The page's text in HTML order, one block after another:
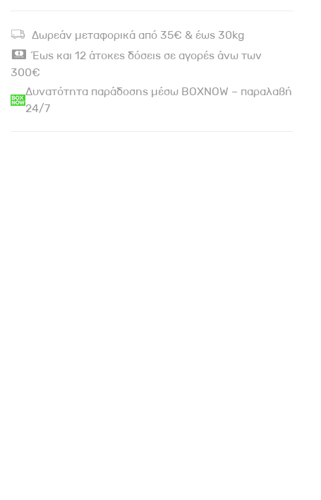
Δωρεάν μεταφορικά από 35€ & έως 30kg
Έως και 12 άτοκες δόσεις σε αγορές άνω των
300€
Δυνατότητα παράδοσης μέσω BOXNOW – παραλαβή
24/7